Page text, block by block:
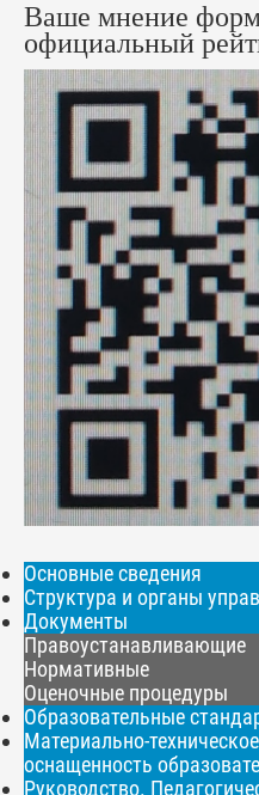
Ваше мнение
официальный
Основные сведения
Структура и органы
Документы
Правоустанавливающие
Нормативные
Оценочные процедуры
Образовательные
Материально-
оснащенность
Руководство.